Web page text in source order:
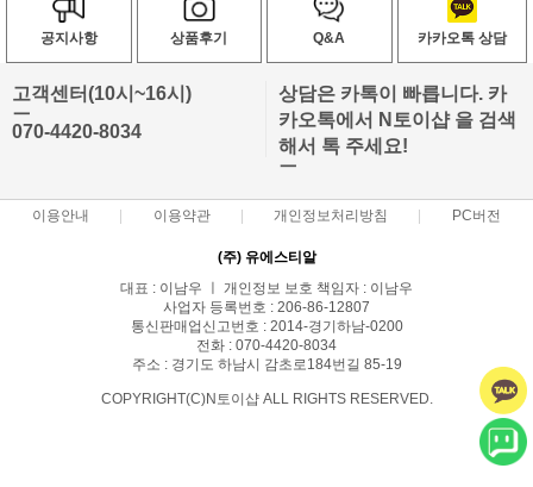
공지사항 상품후기 Q&A 카카오톡 상담
고객센터(10시~16시)
ㅡ
070-4420-8034
상담은 카톡이 빠릅니다. 카
카오톡에서 N토이샵 을 검색
해서 톡 주세요!
ㅡ
이용안내 이용약관 개인정보처리방침 PC버전
(주) 유에스티알
대표 : 이남우 ㅣ 개인정보 보호 책임자 : 이남우
사업자 등록번호 : 206-86-12807
통신판매업신고번호 : 2014-경기하남-0200
전화 : 070-4420-8034
주소 : 경기도 하남시 감초로184번길 85-19
COPYRIGHT(C)N토이샵 ALL RIGHTS RESERVED.